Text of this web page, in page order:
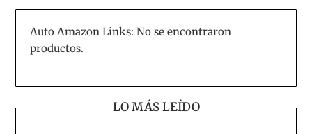
Auto Amazon Links: No se encontraron
productos.
LO MÁS LEÍDO